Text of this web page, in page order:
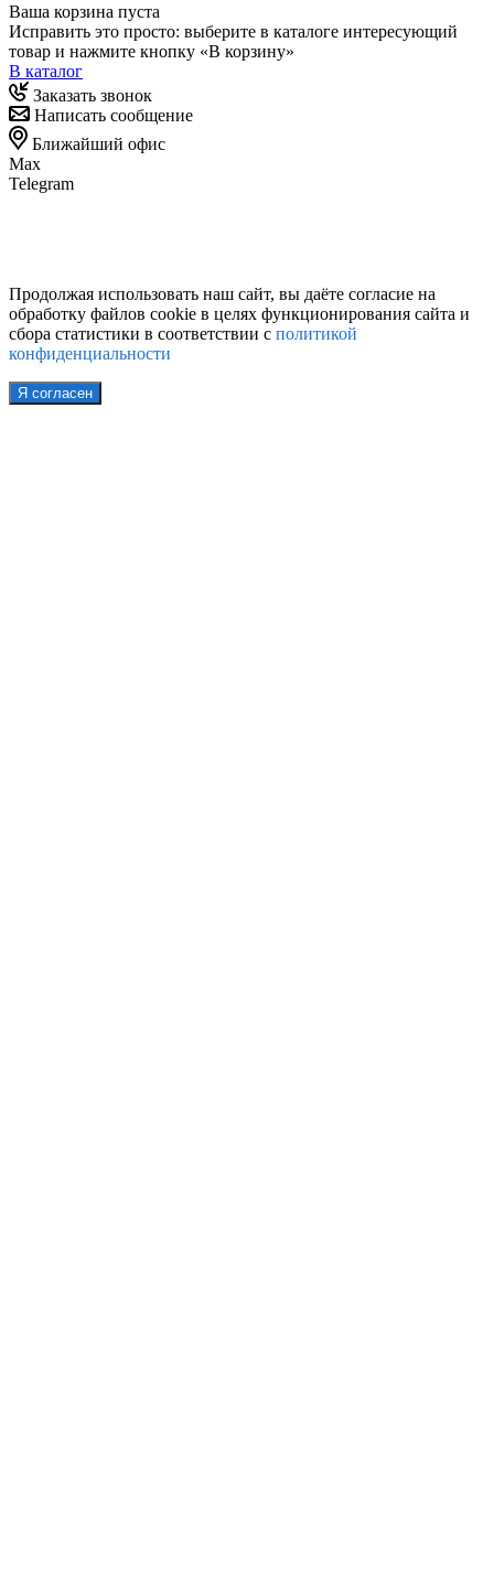
Ваша корзина пуста
Исправить это просто: выберите в каталоге интересующий
товар и нажмите кнопку «В корзину»
В каталог
Заказать звонок
Написать сообщение
Ближайший офис
Max
Telegram
Продолжая использовать наш сайт, вы даёте согласие на
обработку файлов cookie в целях функционирования сайта и
сбора статистики в соответствии с политикой
конфиденциальности
Я согласен